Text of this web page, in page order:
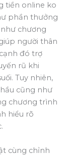
tiền online ko
phần thưởng
chương
người thân
đó trợ
rũ khi
Tuy nhiên,
cũng như
chương trình
hiểu rõ
cùng chỉnh